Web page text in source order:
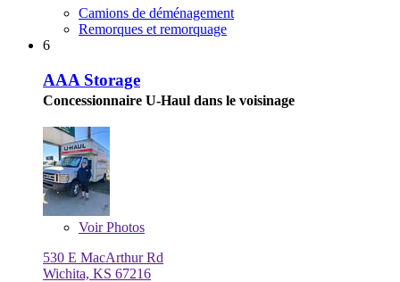
Camions de déménagement
Remorques et remorquage
6
AAA Storage
Concessionnaire U-Haul dans le voisinage
VoirPhotos
530 E MacArthur Rd
Wichita, KS 67216